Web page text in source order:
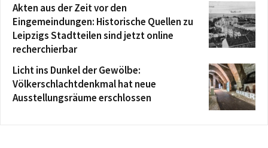
Akten aus der Zeit vor den
Eingemeindungen: Historische Quellen zu
Leipzigs Stadtteilen sind jetzt online
recherchierbar
Licht ins Dunkel der Gewölbe:
Völkerschlachtdenkmal hat neue
Ausstellungsräume erschlossen